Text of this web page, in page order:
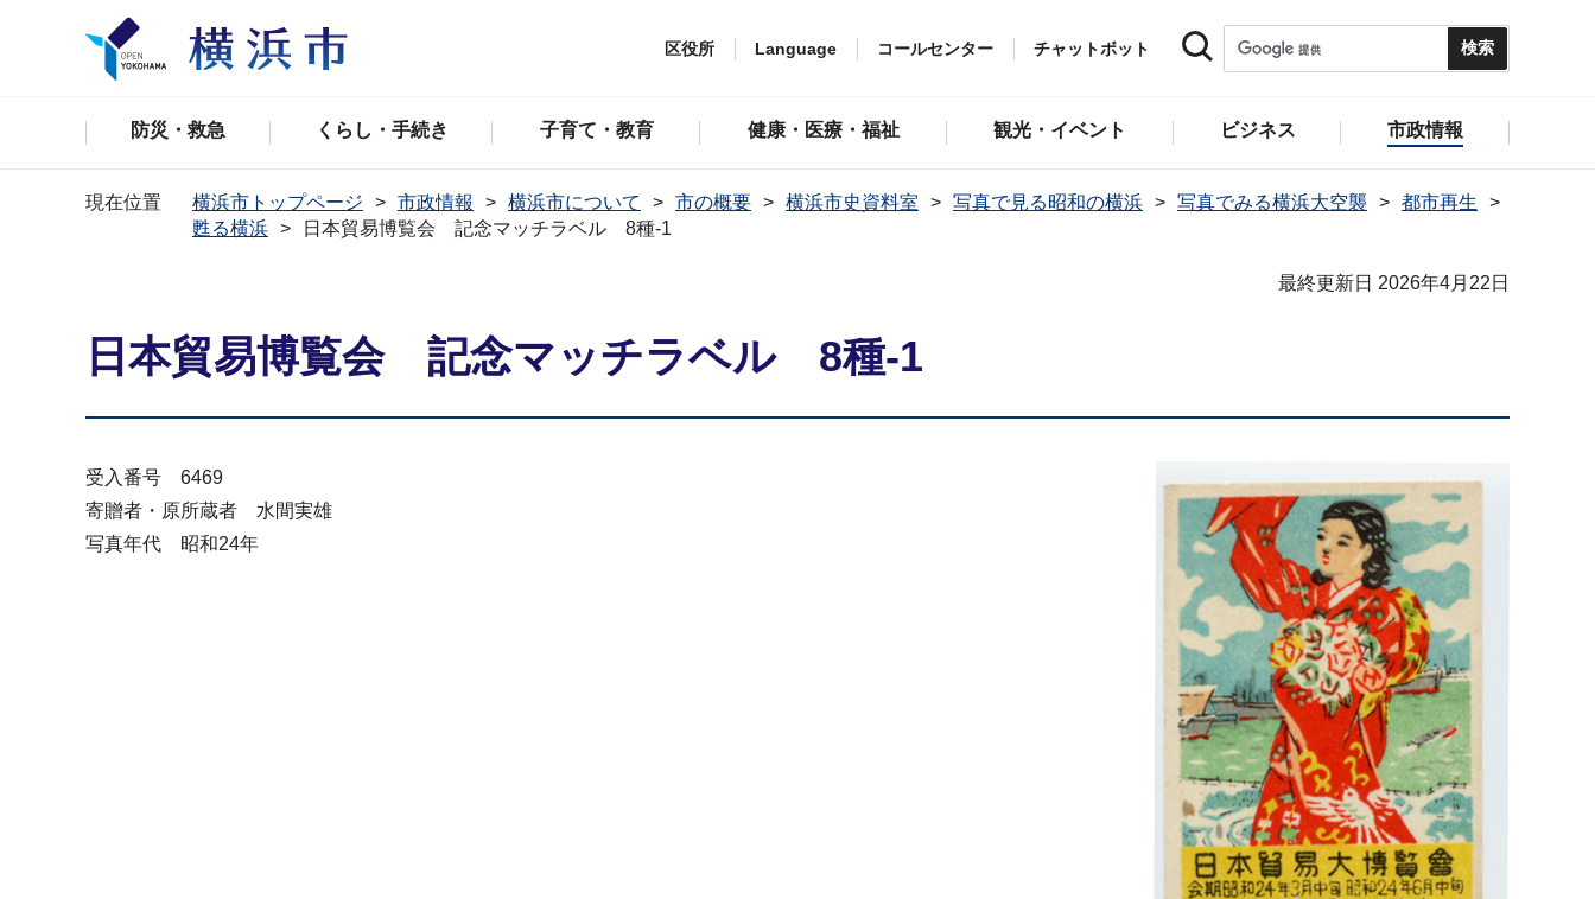
区役所 Language コールセンター チャットボット
防災・救急 くらし・手続き 子育て・教育 健康・医療・福祉 観光・イベント ビジネス 市政情報
現在位置 横浜市トップページ 市政情報 横浜市について 市の概要 横浜市史資料室 写真で見る昭和の横浜 写真でみる横浜大空襲
都市再生
甦る横浜
日本貿易博覧会 記念マッチラベル 8種-1
最終更新日 2026年4月22日
日本貿易博覧会 記念マッチラベル 8種-1
受入番号 6469
寄贈者・原所蔵者 水間実雄
写真年代 昭和24年